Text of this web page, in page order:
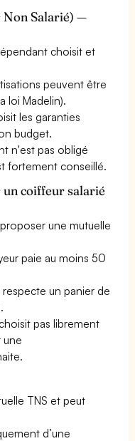
Non Salarié) —
choisit et
peuvent être
loi Madelin).
les garanties
budget.
n'est pas obligé
fortement conseillé.
coiffeur salarié
une mutuelle
paie au moins 50
un panier de
pas librement
une
TNS et peut
d’une